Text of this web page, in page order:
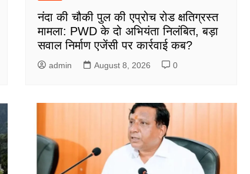
नंदा की चौकी पुल की एप्रोच रोड क्षतिग्रस्त
मामला: PWD के दो अभियंता निलंबित, बड़ा
सवाल निर्माण एजेंसी पर कार्रवाई कब?
admin August 8, 2026 0